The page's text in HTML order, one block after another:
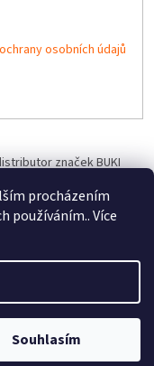
procházením
používáním.. Více
Souhlasím
osobních údajů
značek BUKI
vyhrazena.Upravit